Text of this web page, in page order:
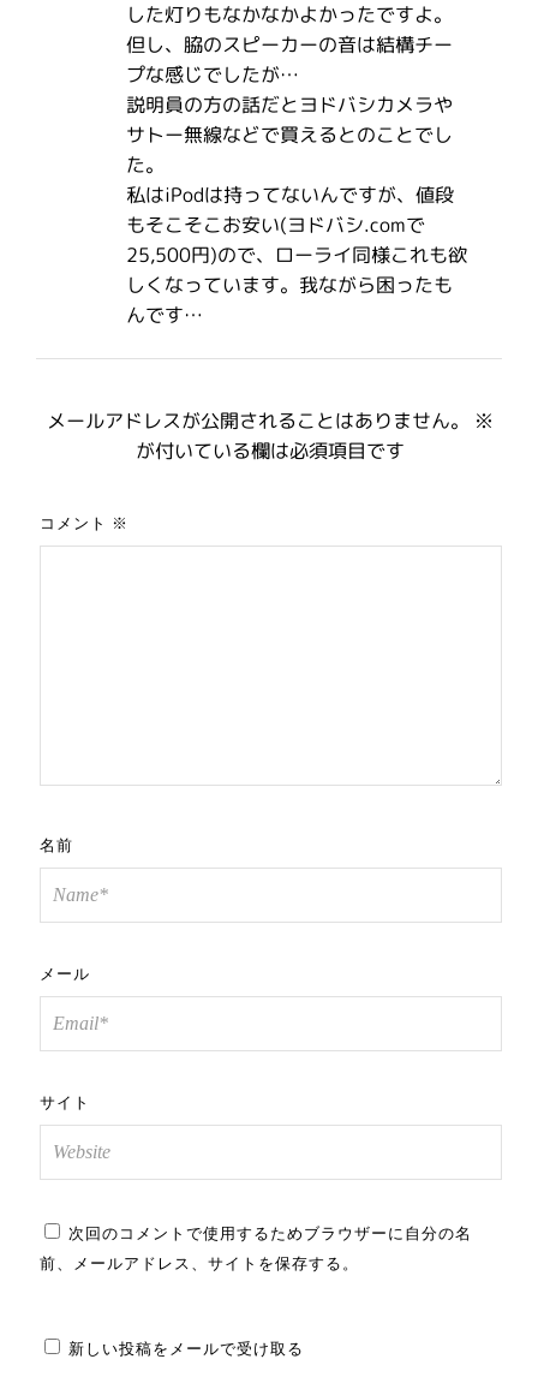
した灯りもなかなかよかったですよ。
但し、脇のスピーカーの音は結構チー
プな感じでしたが…
説明員の方の話だとヨドバシカメラや
サトー無線などで買えるとのことでし
た。
私はiPodは持ってないんですが、値段
もそこそこお安い(ヨドバシ.comで
25,500円)ので、ローライ同様これも欲
しくなっています。我ながら困ったも
んです…
メールアドレスが公開されることはありません。
※
が付いている欄は必須項目です
コメント ※
名前
メール
サイト
次回のコメントで使用するためブラウザーに自分の名
前、メールアドレス、サイトを保存する。
新しい投稿をメールで受け取る